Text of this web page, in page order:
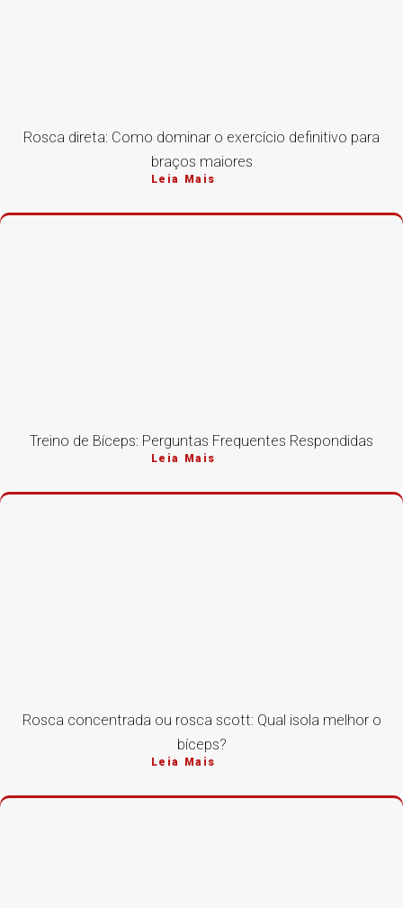
Rosca direta: Como dominar o exercício definitivo para
braços maiores
Leia Mais
Treino de Bíceps: Perguntas Frequentes Respondidas
Leia Mais
Rosca concentrada ou rosca scott: Qual isola melhor o
bíceps?
Leia Mais